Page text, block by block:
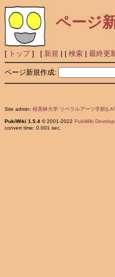
ページ
[ トップ] [ 新規 | | 検索| 最終更
ページ新規作成:
Site admin: 桜美林大学 リベラルアーツ学群(LA
PukiWiki 1.5.4© 2001-2022 PukiWiki
convert time: 0.001 sec.